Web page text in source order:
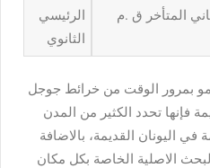
المتأخر ق .م
الرئيسي
الثانوي
بمرور الوقت من خرائط جوجل
فإنها تحدد الكثير من المدن
في اليونان القديمة، بالاضافة
الاصلية الخاصة بكل مكان